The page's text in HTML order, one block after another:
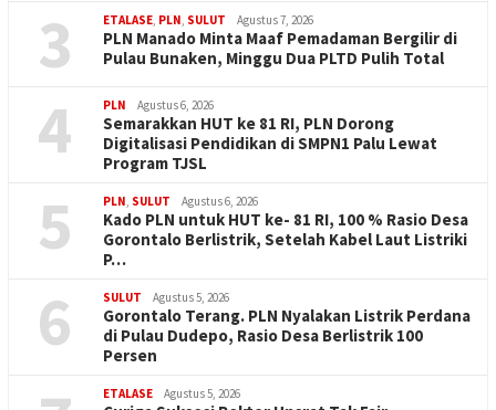
3 ETALASE PLN SULUT Agustus 7, 2026
PLN Manado Minta Maaf Pemadaman Bergilir di
Pulau Bunaken, Minggu Dua PLTD Pulih Total
4 PLN Agustus 6, 2026
Semarakkan HUT ke 81 RI, PLN Dorong
Digitalisasi Pendidikan di SMPN1 Palu Lewat
Program TJSL
5 PLN SULUT Agustus 6, 2026
Kado PLN untuk HUT ke- 81 RI, 100 % Rasio Desa
Gorontalo Berlistrik, Setelah Kabel Laut Listriki
P…
6 SULUT Agustus 5, 2026
Gorontalo Terang. PLN Nyalakan Listrik Perdana
di Pulau Dudepo, Rasio Desa Berlistrik 100
Persen
ETALASE Agustus 5, 2026